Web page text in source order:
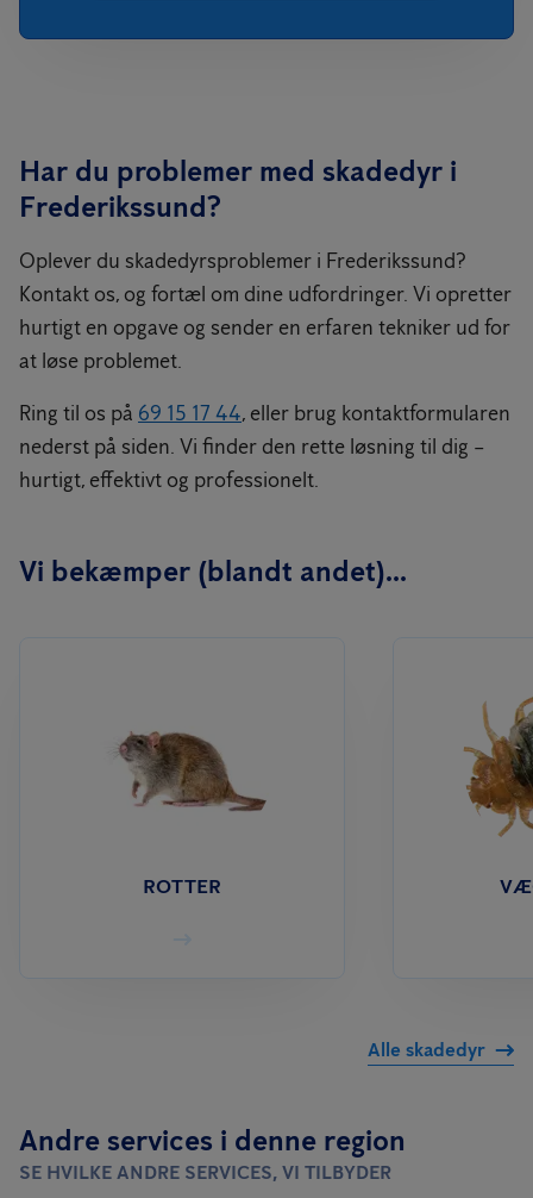
Har du problemer med skadedyr i
Frederikssund?
Oplever du skadedyrsproblemer i Frederikssund?
Kontakt os, og fortæl om dine udfordringer. Vi opretter
hurtigt en opgave og sender en erfaren tekniker ud for
at løse problemet.
Ring til os på 69 15 17 44, eller brug kontaktformularen
nederst på siden. Vi finder den rette løsning til dig –
hurtigt, effektivt og professionelt.
Vi bekæmper (blandt andet)...
ROTTER
Alle skadedyr
Andre services i denne region
SE HVILKE ANDRE SERVICES, VI TILBYDER